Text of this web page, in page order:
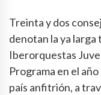
Treinta y dos
denotan la ya
Iberorquestas
Programa en el
país anfitrión, a